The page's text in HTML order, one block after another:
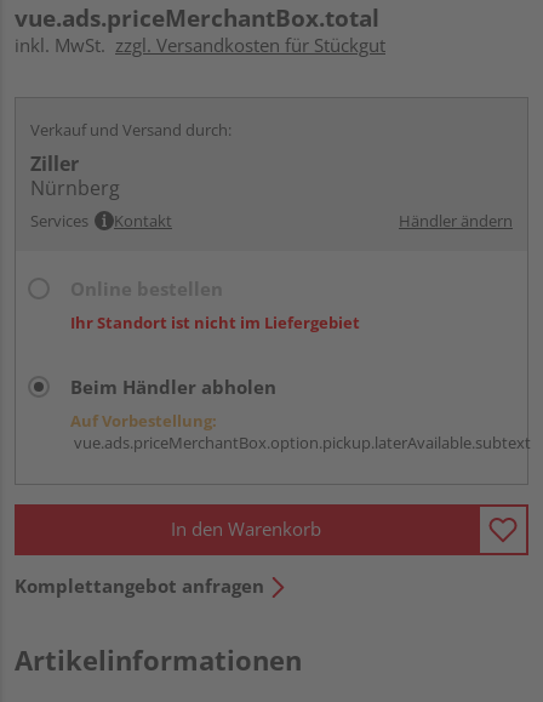
vue.ads.priceMerchantBox.total
inkl. MwSt. zzgl. Versandkosten für Stückgut
Verkauf und Versand durch:
Ziller
Nürnberg
Services Kontakt Händler ändern
Ihr Standort ist nicht im Liefergebiet
Beim Händler abholen
Auf Vorbestellung:
vue.ads.priceMerchantBox.option.pickup.laterAvailable.subtext
In den Warenkorb
Komplettangebot anfragen
Artikelinformationen